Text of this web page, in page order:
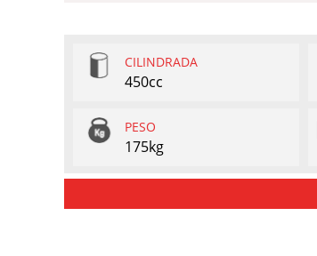
CILINDRADA
450cc
PESO
175kg